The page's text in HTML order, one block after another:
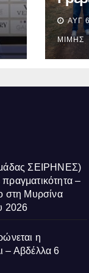
–
–
ΑΥΓ
ΜΊΜΗΣ
ΣΕΙΡΗΝΕΣ)
–
στη Μυρσίνα
2026
η
– Αβδέλλα 6